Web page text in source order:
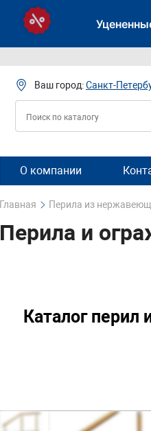
Ваш город:Санкт-
О компании
Главная Перила из
Перила и
Каталог